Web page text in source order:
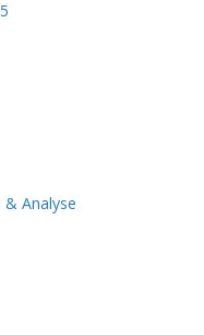
& Analyse